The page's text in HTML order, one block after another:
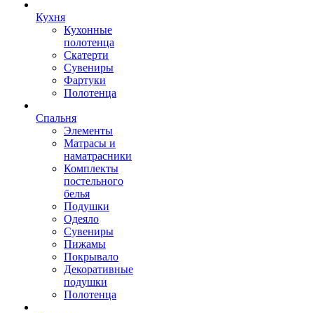
Кухня
Кухонные
полотенца
Скатерти
Сувениры
Фартуки
Полотенца
Спальня
Элементы
Матрасы и
наматрасники
Комплекты
постельного
белья
Подушки
Одеяло
Сувениры
Пижамы
Покрывало
Декоративные
подушки
Полотенца